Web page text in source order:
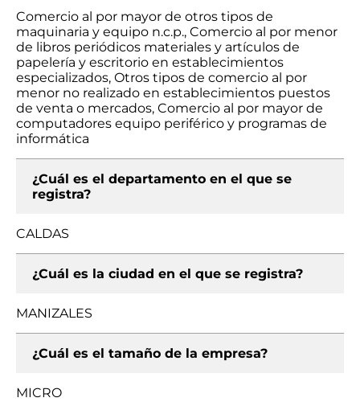
Comercio al por mayor de otros tipos de
maquinaria y equipo n.c.p., Comercio al por menor
de libros periódicos materiales y artículos de
papelería y escritorio en establecimientos
especializados, Otros tipos de comercio al por
menor no realizado en establecimientos puestos
de venta o mercados, Comercio al por mayor de
computadores equipo periférico y programas de
informática
¿Cuál es el departamento en el que se
registra?
CALDAS
¿Cuál es la ciudad en el que se registra?
MANIZALES
¿Cuál es el tamaño de la empresa?
MICRO